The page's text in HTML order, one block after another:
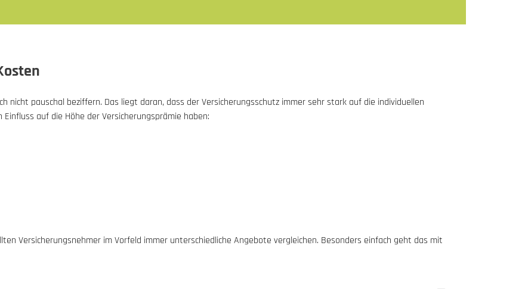
nicht pauschal beziffern. Das liegt daran, dass der Versicherungsschutz immer sehr stark auf die individuellen
auf die Höhe der Versicherungsprämie haben:
Versicherungsnehmer im Vorfeld immer unterschiedliche Angebote vergleichen. Besonders einfach geht das mit